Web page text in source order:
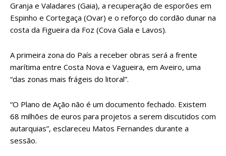
Granja e Valadares (Gaia), a recuperação de esporões em
Espinho e Cortegaça (Ovar) e o reforço do cordão dunar na
costa da Figueira da Foz (Cova Gala e Lavos).
A primeira zona do País a receber obras será a frente
marítima entre Costa Nova e Vagueira, em Aveiro, uma
“das zonas mais frágeis do litoral”.
“O Plano de Ação não é um documento fechado. Existem
68 milhões de euros para projetos a serem discutidos com
autarquias”, esclareceu Matos Fernandes durante a
sessão.